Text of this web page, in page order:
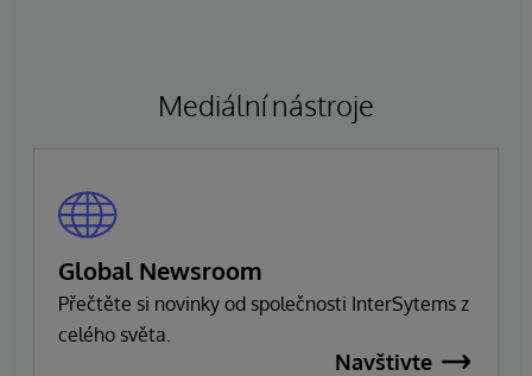
společnosti, aby zajistil bezproblémový přechod,
který zachová závazek společnosti k dokonalosti
Mediální nástroje
Global Newsroom
Přečtěte si novinky od společnosti InterSytems z
celého světa.
Navštivte